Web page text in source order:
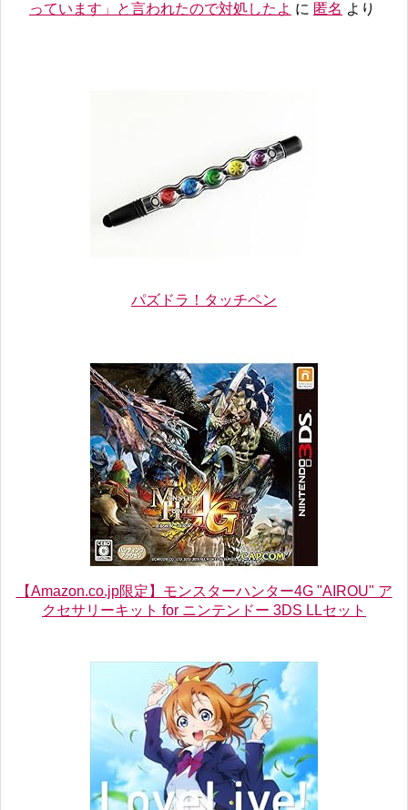
っています」と言われたので対処したよ に 匿名 より
パズドラ！タッチペン
【Amazon.co.jp限定】モンスターハンター4G "AIROU" ア
クセサリーキット for ニンテンドー 3DS LLセット